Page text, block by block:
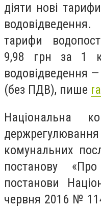
діяти нові
тарифи
9,98 грн за 1
водовідведення
(без ПДВ), пише
Національна
держрегулювання
комунальних
постанову
постанови
червня 2016 №